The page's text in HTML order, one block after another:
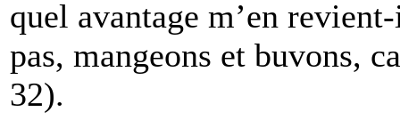
quel avantage m’en
pas, mangeons et buvons,
32).